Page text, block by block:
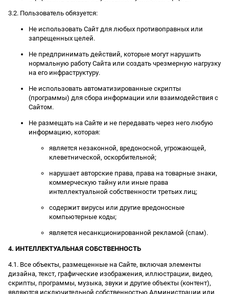
3.2. Пользователь обязуется:
Не использовать Сайт для любых противоправных или
запрещенных целей.
Не предпринимать действий, которые могут нарушить
нормальную работу Сайта или создать чрезмерную нагрузку
на его инфраструктуру.
Не использовать автоматизированные скрипты
(программы) для сбора информации или взаимодействия с
Сайтом.
Не размещать на Сайте и не передавать через него любую
информацию, которая:
является незаконной, вредоносной, угрожающей,
клеветнической, оскорбительной;
нарушает авторские права, права на товарные знаки,
коммерческую тайну или иные права
интеллектуальной собственности третьих лиц;
содержит вирусы или другие вредоносные
компьютерные коды;
является несанкционированной рекламой (спам).
4. ИНТЕЛЛЕКТУАЛЬНАЯ СОБСТВЕННОСТЬ
4.1. Все объекты, размещенные на Сайте, включая элементы
дизайна, текст, графические изображения, иллюстрации, видео,
скрипты, программы, музыка, звуки и другие объекты (контент),
являются исключительной собственностью Администрации или